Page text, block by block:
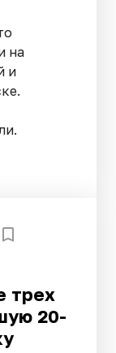
на
и
трех
20-